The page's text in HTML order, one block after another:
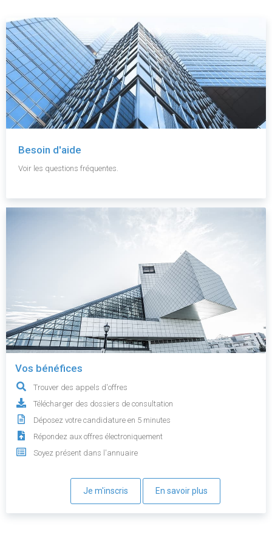
Besoin d'aide
Voir les questions fréquentes.
Vos bénéfices
Trouver des appels d'offres
Télécharger des dossiers de consultation
Déposez votre candidature en 5 minutes
Répondez aux offres électroniquement
Soyez présent dans l'annuaire
Je m'inscris En savoir plus